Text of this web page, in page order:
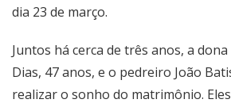
dia 23 de março.
Juntos há cerca de três anos, a
Dias, 47 anos, e o pedreiro João
realizar o sonho do matrimônio.